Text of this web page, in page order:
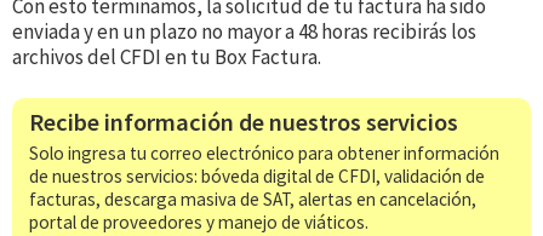
Con esto terminamos, la solicitud de tu factura ha sido
enviada y en un plazo no mayor a 48 horas recibirás los
archivos del CFDI en tu Box Factura.
Recibe información de nuestros servicios
Solo ingresa tu correo electrónico para obtener información
de nuestros servicios: bóveda digital de CFDI, validación de
facturas, descarga masiva de SAT, alertas en cancelación,
portal de proveedores y manejo de viáticos.